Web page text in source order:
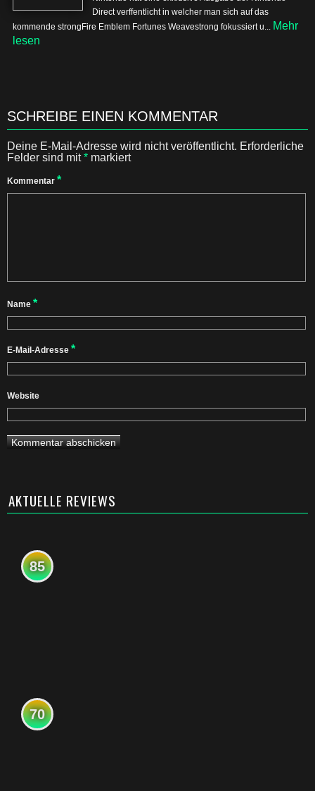
Direct verffentlicht in welcher man sich auf das
kommende strongFire Emblem Fortunes Weavestrong fokussiert u... Mehr
lesen
SCHREIBE EINEN KOMMENTAR
Deine E-Mail-Adresse wird nicht veröffentlicht. Erforderliche
Felder sind mit* markiert
Kommentar *
Name *
E-Mail-Adresse *
Website
AKTUELLE REVIEWS
85
70